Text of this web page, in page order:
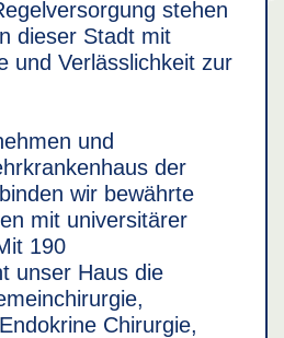
stehen
dieser Stadt mit
und Verlässlichkeit zur
und
der
wir bewährte
mit universitärer
190
unser Haus die
Chirurgie,